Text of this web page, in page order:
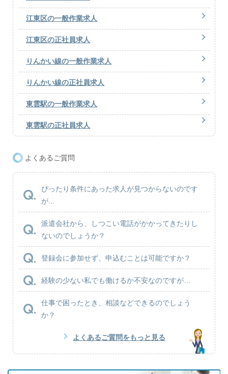
江東区の一般作業求人
江東区の正社員求人
りんかい線の一般作業求人
りんかい線の正社員求人
東雲駅の一般作業求人
東雲駅の正社員求人
よくあるご質問
ぴったり条件にあった求人が見つからないのです
が...
派遣会社から、しつこい電話がかかってきたりし
ないのでしょうか？
登録会に参加せず、申込むことは可能ですか？
経験の少ない私でも働けるか不安なのですが…
仕事で困ったとき、相談などできるのでしょう
か？
よくあるご質問をもっと見る